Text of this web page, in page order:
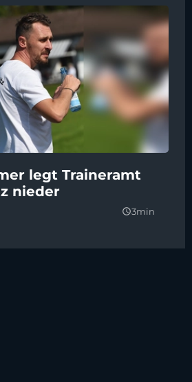
legt Traineramt
nieder
query_builder3min